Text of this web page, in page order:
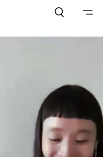
す
日本茶、再発見
Ocha SURU? Lab.